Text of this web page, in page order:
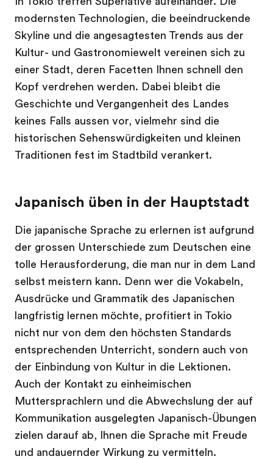
modernsten Technologien, die beeindruckende
Skyline und die angesagtesten Trends aus der
Kultur- und Gastronomiewelt vereinen sich zu
einer Stadt, deren Facetten Ihnen schnell den
Kopf verdrehen werden. Dabei bleibt die
Geschichte und Vergangenheit des Landes
keines Falls aussen vor, vielmehr sind die
historischen Sehenswürdigkeiten und kleinen
Traditionen fest im Stadtbild verankert.
Japanisch üben in der Hauptstadt
Die japanische Sprache zu erlernen ist aufgrund
der grossen Unterschiede zum Deutschen eine
tolle Herausforderung, die man nur in dem Land
selbst meistern kann. Denn wer die Vokabeln,
Ausdrücke und Grammatik des Japanischen
langfristig lernen möchte, profitiert in Tokio
nicht nur von dem den höchsten Standards
entsprechenden Unterricht, sondern auch von
der Einbindung von Kultur in die Lektionen.
Auch der Kontakt zu einheimischen
Muttersprachlern und die Abwechslung der auf
Kommunikation ausgelegten Japanisch-Übungen
zielen darauf ab, Ihnen die Sprache mit Freude
und andauernder Wirkung zu vermitteln.